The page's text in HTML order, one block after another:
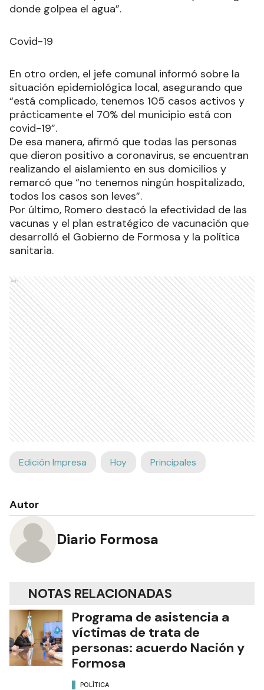
donde golpea el agua”.
Covid-19
En otro orden, el jefe comunal informó sobre la
situación epidemiológica local, asegurando que
“está complicado, tenemos 105 casos activos y
prácticamente el 70% del municipio está con
covid-19”.
De esa manera, afirmó que todas las personas
que dieron positivo a coronavirus, se encuentran
realizando el aislamiento en sus domicilios y
remarcó que “no tenemos ningún hospitalizado,
todos los casos son leves”.
Por último, Romero destacó la efectividad de las
vacunas y el plan estratégico de vacunación que
desarrolló el Gobierno de Formosa y la política
sanitaria.
Ads
Edición Impresa Hoy Principales
Autor
Diario Formosa
NOTAS RELACIONADAS
Programa de asistencia a
víctimas de trata de
personas: acuerdo Nación y
Formosa
POLÍTICA